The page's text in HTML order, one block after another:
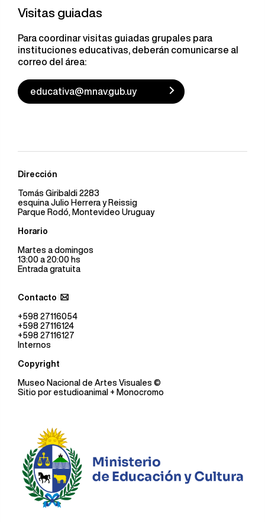
Visitas guiadas
Para coordinar visitas guiadas grupales para
instituciones educativas, deberán comunicarse al
correo del área:
educativa@mnav.gub.uy
Dirección
Tomás Giribaldi 2283
esquina Julio Herrera y Reissig
Parque Rodó, Montevideo Uruguay
Horario
Martes a domingos
13:00 a 20:00 hs
Entrada gratuita
Contacto
+598 27116054
+598 27116124
+598 27116127
Internos
Copyright
Museo Nacional de Artes Visuales ©
Sitio por estudioanimal + Monocromo